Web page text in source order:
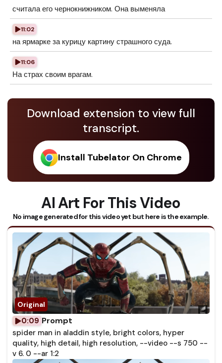
считала его чернокнижником. Она выменяла
11:02
на ярмарке за курицу картину страшного суда.
11:06
На страх своим врагам.
Download extension to view full
transcript.
Install Tubelator On Chrome
AI Art For This Video
No image generated for this video yet but here is the example.
0:09 Prompt
spider man in aladdin style, bright colors, hyper
quality, high detail, high resolution, --video --s 750 --
v 6. 0 --ar 1:2